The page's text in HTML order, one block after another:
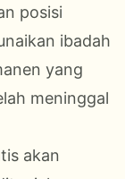
posisi
ibadah
yang
meninggal
akan